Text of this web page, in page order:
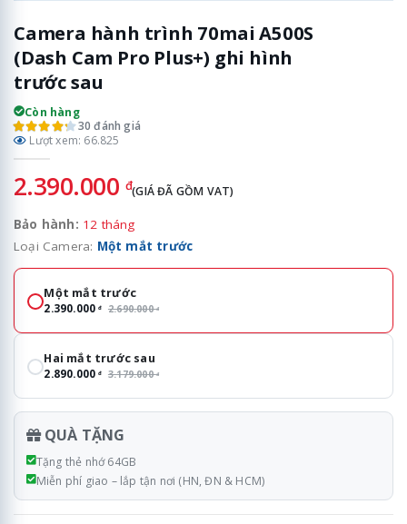
Camera hành trình 70mai A500S
(Dash Cam Pro Plus+) ghi hình
trước sau
Còn hàng
30 đánh giá
Lượt xem: 66.825
2.390.000 đ(GIÁ ĐÃ GỒM VAT)
Bảo hành: 12 tháng
Loại Camera: Một mắt trước
Loại Camera
Một mắt trước
2.390.000đ 2.690.000đ
Hai mắt trước sau
2.890.000đ 3.179.000đ
QUÀ TẶNG
Tặng thẻ nhớ 64GB
Miễn phí giao – lắp tận nơi (HN, ĐN & HCM)